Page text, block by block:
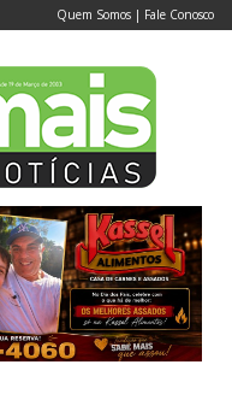
Quem Somos | Fale Conosco